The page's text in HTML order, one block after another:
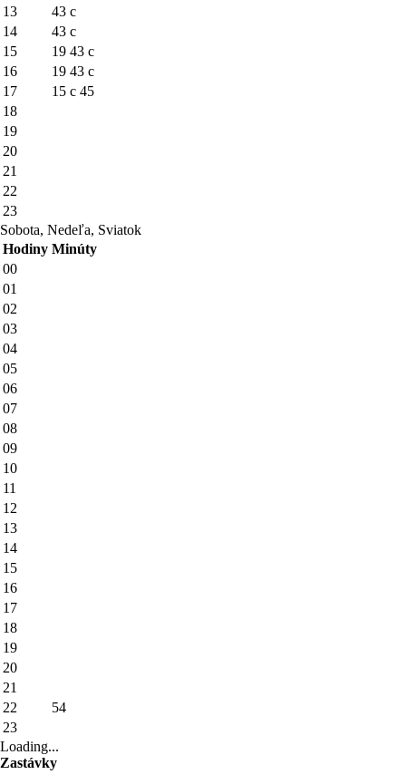
13
43 c
14
43 c
15
19 43 c
16
19 43 c
17
15 c 45
18
19
20
21
22
23
Sobota, Nedeľa, Sviatok
Hodiny Minúty
00
01
02
03
04
05
06
07
08
09
10
11
12
13
14
15
16
17
18
19
20
21
22
54
23
Loading...
Zastávky